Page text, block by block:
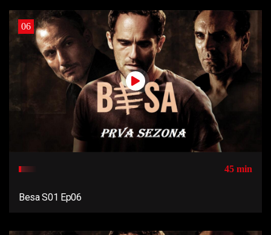
06
45 min
Besa S01 Ep06